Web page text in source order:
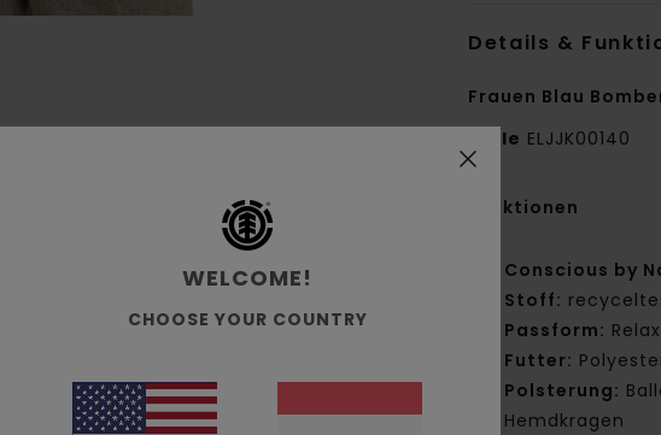
Details &
Frauen Blau
Style ELJJK00140
Funktionen
Conscious by
Stoff:
Passform:
Futter:
Polsterung:
Hemdkragen
WELCOME!
CHOOSE YOUR COUNTRY